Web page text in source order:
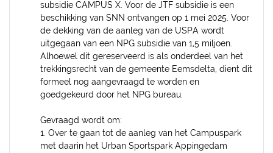
subsidie CAMPUS X. Voor de JTF subsidie is een
beschikking van SNN ontvangen op 1 mei 2025. Voor
de dekking van de aanleg van de USPA wordt
uitgegaan van een NPG subsidie van 1,5 miljoen.
Alhoewel dit gereserveerd is als onderdeel van het
trekkingsrecht van de gemeente Eemsdelta, dient dit
formeel nog aangevraagd te worden en
goedgekeurd door het NPG bureau.
Gevraagd wordt om:
1. Over te gaan tot de aanleg van het Campuspark
met daarin het Urban Sportspark Appingedam